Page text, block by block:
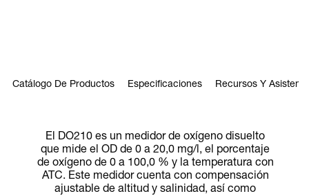
Catálogo De Productos Especificaciones Recursos Y
El DO210 es un medidor de oxígeno disuelto
que mide el OD de 0 a 20,0 mg/l, el porcentaje
de oxígeno de 0 a 100,0 % y la temperatura con
ATC. Este medidor cuenta con compensación
ajustable de altitud y salinidad, así como